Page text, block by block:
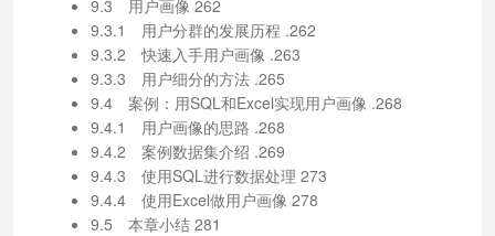
9.3 用户画像 262
9.3.1 用户分群的发展历程 .262
9.3.2 快速入手用户画像 .263
9.3.3 用户细分的方法 .265
9.4 案例：用SQL和Excel实现用户画像 .268
9.4.1 用户画像的思路 .268
9.4.2 案例数据集介绍 .269
9.4.3 使用SQL进行数据处理 273
9.4.4 使用Excel做用户画像 278
9.5 本章小结 281